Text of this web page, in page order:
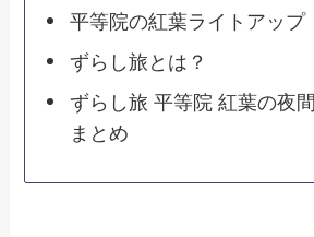
平等院の紅葉ライトアップ
ずらし旅とは？
ずらし旅 平等院 紅葉の夜
まとめ